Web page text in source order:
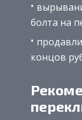
болта на
концов